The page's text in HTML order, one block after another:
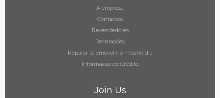
A empresa
Contactos
Revendedores
Reparações
Reparar telemóvel no mesmo dia
Informacao de Crédito
Join Us